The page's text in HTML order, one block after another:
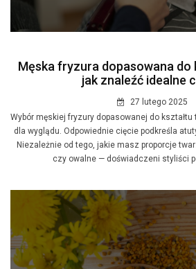
Męska fryzura dopasowana do
jak znaleźć idealne
27 lutego 2025
Wybór męskiej fryzury dopasowanej do
dla wyglądu. Odpowiednie cięcie podkreśla
Niezależnie od tego, jakie masz proporcje
czy owalne — doświadczeni styliści